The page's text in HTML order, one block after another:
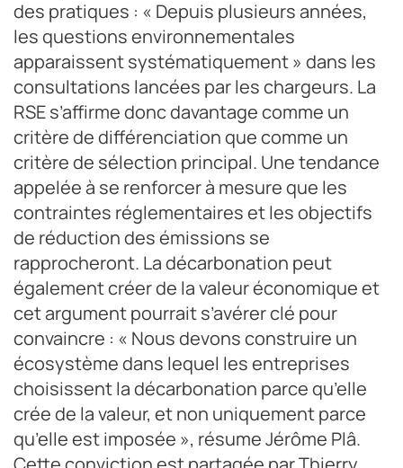
des pratiques : « Depuis plusieurs années,
les questions environnementales
apparaissent systématiquement » dans les
consultations lancées par les chargeurs. La
RSE s’affirme donc davantage comme un
critère de différenciation que comme un
critère de sélection principal. Une tendance
appelée à se renforcer à mesure que les
contraintes réglementaires et les objectifs
de réduction des émissions se
rapprocheront. La décarbonation peut
également créer de la valeur économique et
cet argument pourrait s’avérer clé pour
convaincre : « Nous devons construire un
écosystème dans lequel les entreprises
choisissent la décarbonation parce qu’elle
crée de la valeur, et non uniquement parce
qu’elle est imposée », résume Jérôme Plâ.